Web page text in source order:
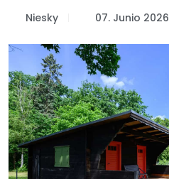
Niesky 07. Junio 2026